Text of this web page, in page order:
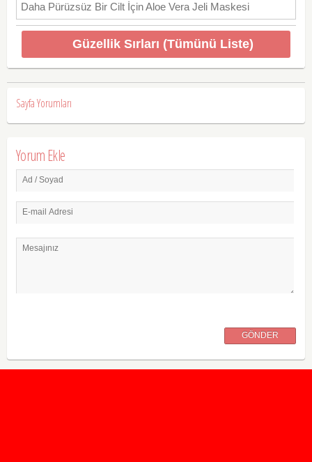
Daha Pürüzsüz Bir Cilt İçin Aloe Vera Jeli Maskesi
Güzellik Sırları (Tümünü Liste)
Sayfa Yorumları
Yorum Ekle
Ad / Soyad
E-mail Adresi
Mesajınız
GÖNDER